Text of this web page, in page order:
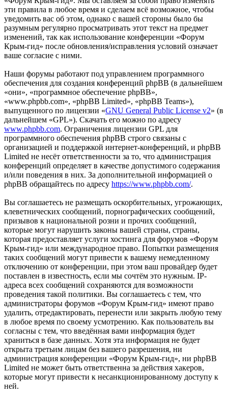
эти правила в любое время и сделаем всё возможное, чтобы
уведомить вас об этом, однако с вашей стороны было бы
разумным регулярно просматривать этот текст на предмет
изменений, так как использование конференции «Форум
Крым-гид» после обновления/исправления условий означает
ваше согласие с ними.
Наши форумы работают под управлением программного
обеспечения для создания конференций phpBB (в дальнейшем
«они», «программное обеспечение phpBB»,
«www.phpbb.com», «phpBB Limited», «phpBB Teams»),
выпущенного по лицензии «GNU General Public License v2» (в
дальнейшем «GPL»). Скачать его можно по адресу
www.phpbb.com. Ограничения лицензии GPL для
программного обеспечения phpBB строго связаны с
организацией и поддержкой интернет-конференций, и phpBB
Limited не несёт ответственности за то, что администрация
конференций определяет в качестве допустимого содержания
и/или поведения в них. За дополнительной информацией о
phpBB обращайтесь по адресу https://www.phpbb.com/.
Вы соглашаетесь не размещать оскорбительных, угрожающих,
клеветнических сообщений, порнографических сообщений,
призывов к национальной розни и прочих сообщений,
которые могут нарушить законы вашей страны, страны,
которая предоставляет услуги хостинга для форумов «Форум
Крым-гид» или международное право. Попытки размещения
таких сообщений могут привести к вашему немедленному
отключению от конференции, при этом ваш провайдер будет
поставлен в известность, если мы сочтём это нужным. IP-
адреса всех сообщений сохраняются для возможности
проведения такой политики. Вы соглашаетесь с тем, что
администраторы форумов «Форум Крым-гид» имеют право
удалить, отредактировать, перенести или закрыть любую тему
в любое время по своему усмотрению. Как пользователь вы
согласны с тем, что введённая вами информация будет
храниться в базе данных. Хотя эта информация не будет
открыта третьим лицам без вашего разрешения, ни
администрация конференции «Форум Крым-гид», ни phpBB
Limited не может быть ответственна за действия хакеров,
которые могут привести к несанкционированному доступу к
ней.